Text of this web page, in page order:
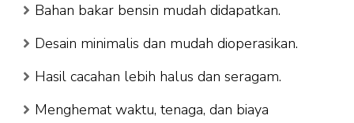
Bahan bakar bensin mudah didapatkan.
Desain minimalis dan mudah dioperasikan.
Hasil cacahan lebih halus dan seragam.
Menghemat waktu, tenaga, dan biaya